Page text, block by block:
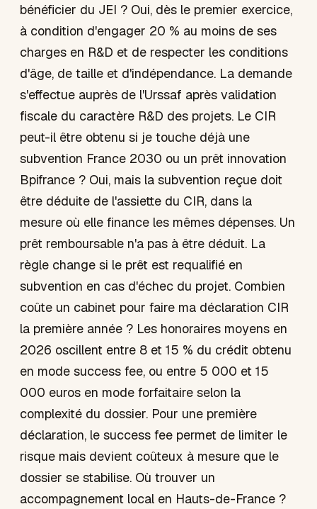
bénéficier du JEI ? Oui, dès le premier exercice,
à condition d'engager 20 % au moins de ses
charges en R&D et de respecter les conditions
d'âge, de taille et d'indépendance. La demande
s'effectue auprès de l'Urssaf après validation
fiscale du caractère R&D des projets. Le CIR
peut-il être obtenu si je touche déjà une
subvention France 2030 ou un prêt innovation
Bpifrance ? Oui, mais la subvention reçue doit
être déduite de l'assiette du CIR, dans la
mesure où elle finance les mêmes dépenses. Un
prêt remboursable n'a pas à être déduit. La
règle change si le prêt est requalifié en
subvention en cas d'échec du projet. Combien
coûte un cabinet pour faire ma déclaration CIR
la première année ? Les honoraires moyens en
2026 oscillent entre 8 et 15 % du crédit obtenu
en mode success fee, ou entre 5 000 et 15
000 euros en mode forfaitaire selon la
complexité du dossier. Pour une première
déclaration, le success fee permet de limiter le
risque mais devient coûteux à mesure que le
dossier se stabilise. Où trouver un
accompagnement local en Hauts-de-France ?